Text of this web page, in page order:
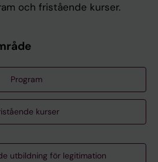
och fristående kurser.
Program
kurser
utbildning för legitimation